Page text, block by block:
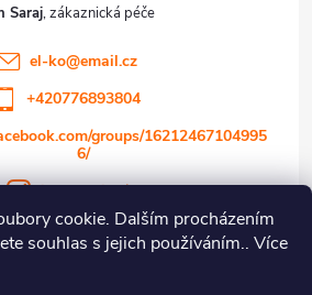
cookie. Dalším procházením
souhlas s jejich používáním.. Více
Saraj
el-ko@email.cz
+420776893804
groups/16212467104995
6/
ivansaraj23/